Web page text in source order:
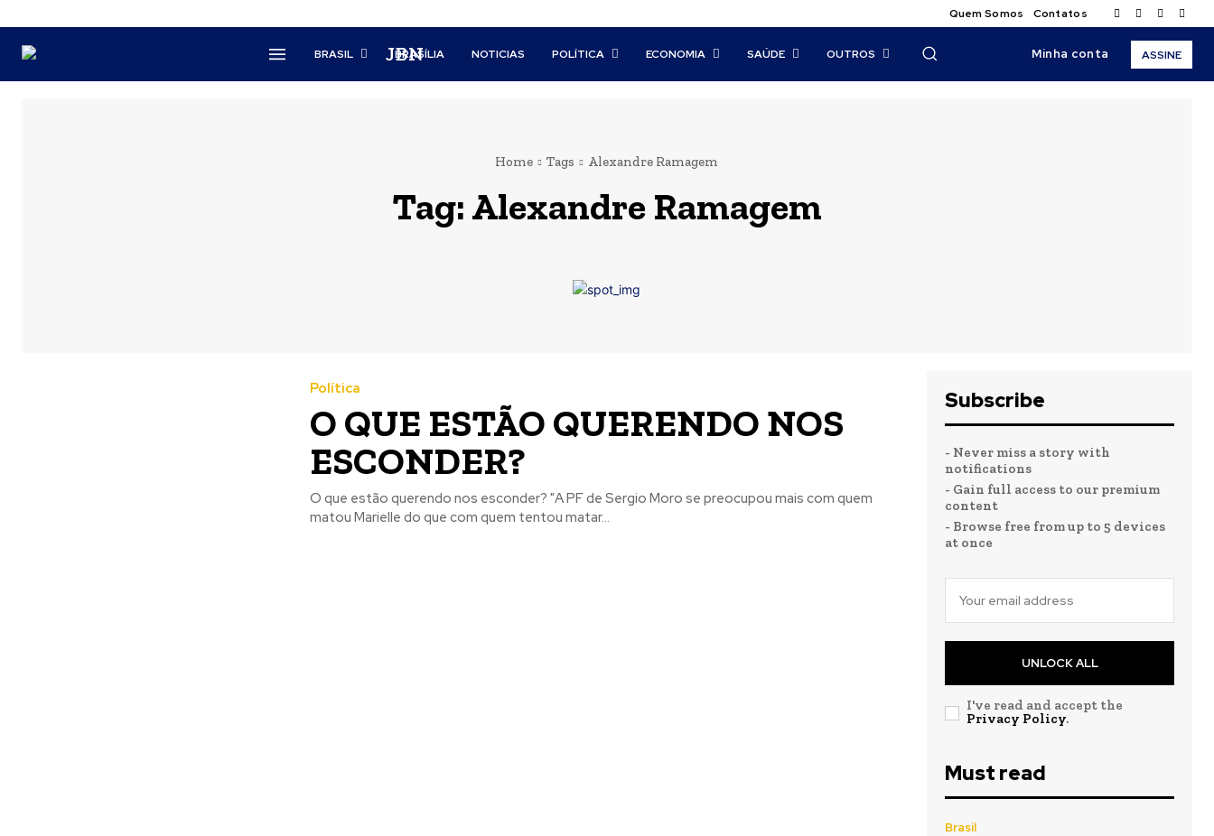
Quem Somos Contatos
JBN
BRASIL BRASÍLIA NOTICIAS POLÍTICA ECONOMIA SAÚDE OUTROS Minha conta ASSINE
Home Tags Alexandre Ramagem
Tag:Alexandre Ramagem
Política
O QUE ESTÃO QUERENDO NOS
ESCONDER?
O que estão querendo nos esconder? "A PF de Sergio Moro se preocupou mais com quem
matou Marielle do que com quem tentou matar...
Subscribe
- Never miss a story with
notifications
- Gain full access to our premium
content
- Browse free from up to 5 devices
at once
UNLOCK ALL
I've read and accept the
Privacy Policy.
Must read
Brasil